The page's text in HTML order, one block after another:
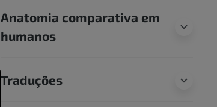
Anatomia comparativa em
humanos
Traduções